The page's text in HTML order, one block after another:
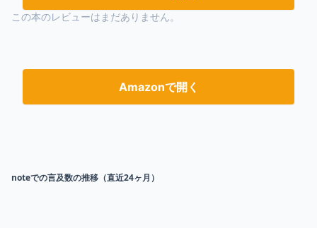
この本のレビューはまだありません。
Amazonで開く
noteでの言及数の推移（直近24ヶ月）